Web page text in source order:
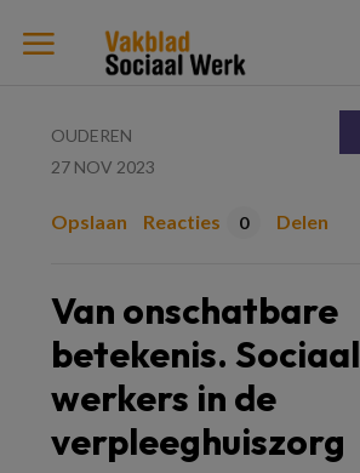
OUDEREN
27 NOV 2023
Opslaan Reacties 0 Delen
Van onschatbare
betekenis. Sociaal
werkers in de
verpleeghuiszorg